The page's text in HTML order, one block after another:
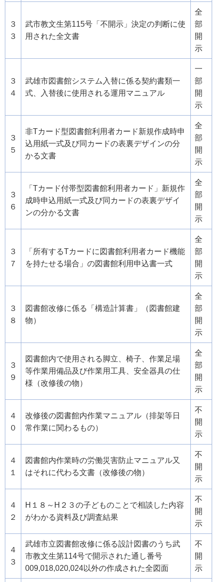
３
３
武市教文生第115号「不開示」決定の判断に使
用された全文書
全
部
開
示
３
４
武雄市図書館システム入替に係る契約書類一
式、入替後に使用される運用マニュアル
一
部
開
示
３
５
非Tカード型図書館利用者カード新規作成時申
込用紙一式及び同カードの表裏デザインの分
かる文書
全
部
開
示
３
６
「Tカード付帯型図書館利用者カード」新規作
成時申込用紙一式及び同カードの表裏デザイ
ンの分かる文書
全
部
開
示
３
７
「所有するTカードに図書館利用者カード機能
を持たせる場合」の図書館利用申込書一式
全
部
開
示
３
８
図書館改修に係る「構造計算書」（図書館建
物）
全
部
開
示
３
９
図書館内で使用される脚立、椅子、作業足場
等作業用備品及び作業用工具、安全器具の仕
様（改修後の物）
全
部
開
示
４
０
改修後の図書館内作業マニュアル（排架等日
常作業に関わるもの）
不
開
示
４
１
図書館内作業時の労働災害防止マニュアル又
はそれに代わる文書（改修後の物）
不
開
示
４
２
H１８～H２３の子どものことで相談した内容
がわかる資料及び調査結果
不
開
示
４
３
武雄市立図書館改修に係る設計図書のうち武
市教文生第114号で開示された通し番号
009,018,020,024以外の作成された全図面
不
開
示